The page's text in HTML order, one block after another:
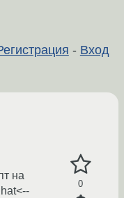
- Вход
0
на